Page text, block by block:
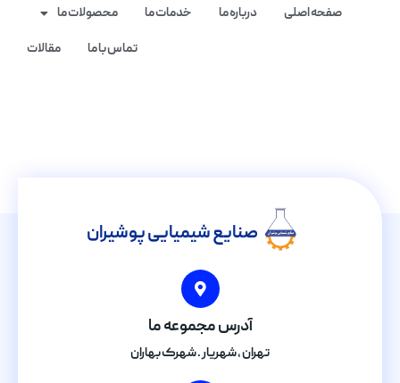
صفحه اصلی درباره ما خدمات ما
محصولات ما
تماس با ما
مقالات
صنایع شیمیایی پوشیران
آدرس مجموعه ما
تهران , شهریار . شهرک بهاران